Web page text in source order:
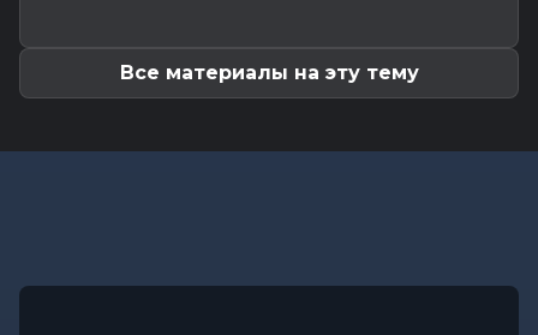
Все материалы на эту тему